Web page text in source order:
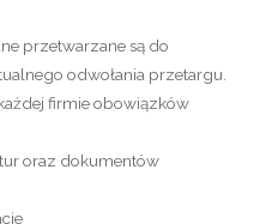
przetwarzane są do
odwołania przetargu.
firmie obowiązków
oraz dokumentów